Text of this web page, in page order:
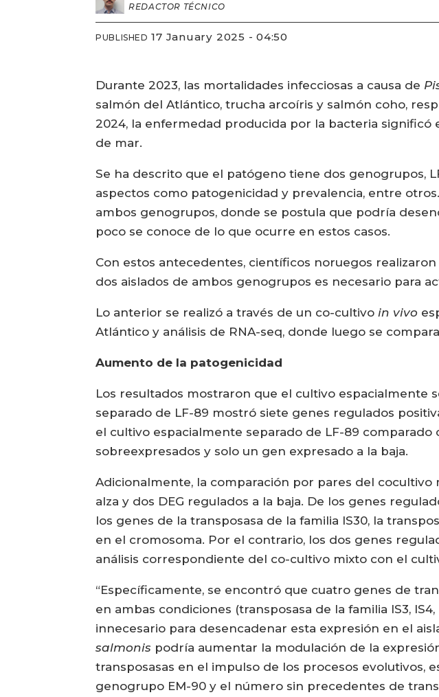
REDACTOR TÉCNICO
PUBLISHED 17 January 2025 - 04:50
Durante 2023, las mortalidades infecciosas a causa de
salmón del Atlántico, trucha arcoíris y salmón coho,
2024, la enfermedad producida por la bacteria significó
de mar.
Se ha descrito que el patógeno tiene dos genogrupos,
aspectos como patogenicidad y prevalencia, entre
ambos genogrupos, donde se postula que podría
poco se conoce de lo que ocurre en estos casos.
Con estos antecedentes, científicos noruegos
dos aislados de ambos genogrupos es necesario para
Lo anterior se realizó a través de un co-cultivoin vivo
Atlántico y análisis de RNA-seq, donde luego se
Aumento de la patogenicidad
Los resultados mostraron que el cultivo espacialmente
separado de LF-89 mostró siete genes regulados
el cultivo espacialmente separado de LF-89
sobreexpresados y solo un gen expresado a la baja.
Adicionalmente, la comparación por pares del
alza y dos DEG regulados a la baja. De los genes
los genes de la transposasa de la familia IS30, la
en el cromosoma. Por el contrario, los dos genes
análisis correspondiente del co-cultivo mixto con el
“Específicamente, se encontró que cuatro genes de
en ambas condiciones (transposasa de la familia IS3,
innecesario para desencadenar esta expresión en el
salmonis podría aumentar la modulación de la
transposasas en el impulso de los procesos evolutivos,
genogrupo EM-90 y el número sin precedentes de